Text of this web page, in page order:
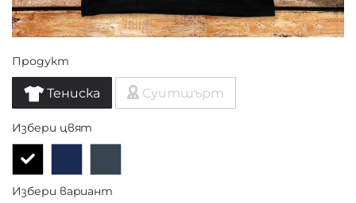
Продукт
Тениска Суитшърт
Избери цвят
Избери вариант